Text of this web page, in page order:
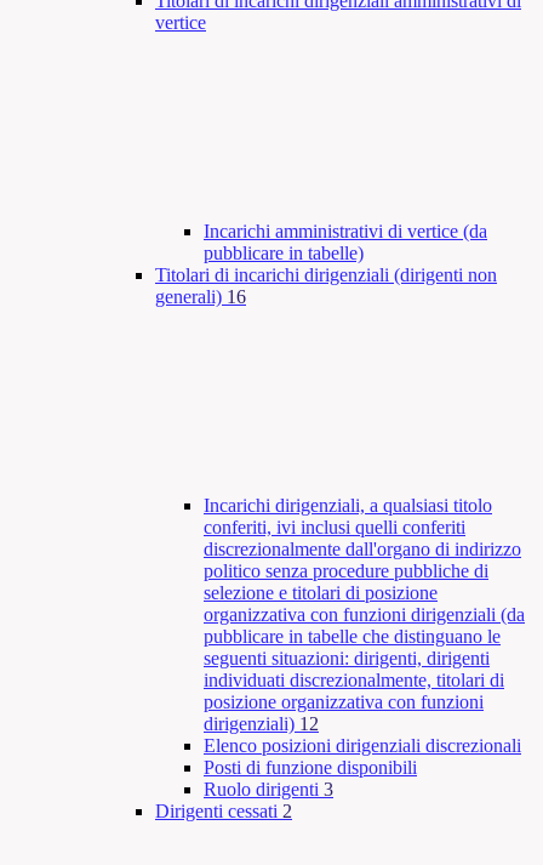
vertice
Incarichi amministrativi di vertice (da
pubblicare in tabelle)
Titolari di incarichi dirigenziali (dirigenti non
generali) 16
Incarichi dirigenziali, a qualsiasi titolo
conferiti, ivi inclusi quelli conferiti
discrezionalmente dall'organo di indirizzo
politico senza procedure pubbliche di
selezione e titolari di posizione
organizzativa con funzioni dirigenziali (da
pubblicare in tabelle che distinguano le
seguenti situazioni: dirigenti, dirigenti
individuati discrezionalmente, titolari di
posizione organizzativa con funzioni
dirigenziali) 12
Elenco posizioni dirigenziali discrezionali
Posti di funzione disponibili
Ruolo dirigenti 3
Dirigenti cessati 2